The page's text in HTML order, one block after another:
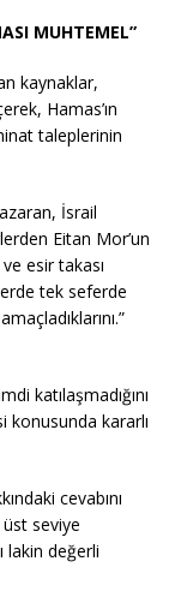
MUHTEMEL”
kaynaklar,
Hamas’ın
taleplerinin
İsrail
Eitan Mor’un
esir takası
tek seferde
katılaşmadığını
kararlı
cevabını
seviye
lakin değerli